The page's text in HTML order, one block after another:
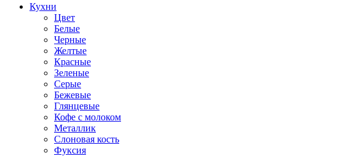
Кухни
Цвет
Белые
Черные
Желтые
Красные
Зеленые
Серые
Бежевые
Глянцевые
Кофе с молоком
Металлик
Слоновая кость
Фуксия